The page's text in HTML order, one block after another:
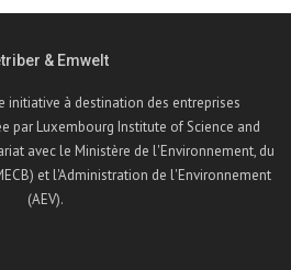
& Emwelt
initiative à destination des entreprises
par Luxembourg Institute of Science and
avec le Ministère de l'Environnement, du
et l'Administration de l'Environnement
(AEV).